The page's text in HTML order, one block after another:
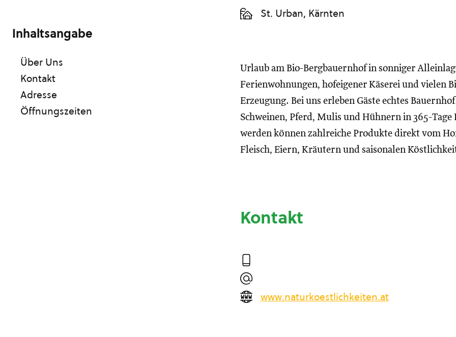
St. Urban, Kärnten
Urlaub am Bio-Bergbauernhof in sonniger
Ferienwohnungen, hofeigener Käserei und vielen
Erzeugung. Bei uns erleben Gäste echtes
Schweinen, Pferd, Mulis und Hühnern in 365-
werden können zahlreiche Produkte direkt vom
Fleisch, Eiern, Kräutern und saisonalen
Kontakt
www.naturkoestlichkeiten.at
Inhaltsangabe
Über Uns
Kontakt
Adresse
Öffnungszeiten